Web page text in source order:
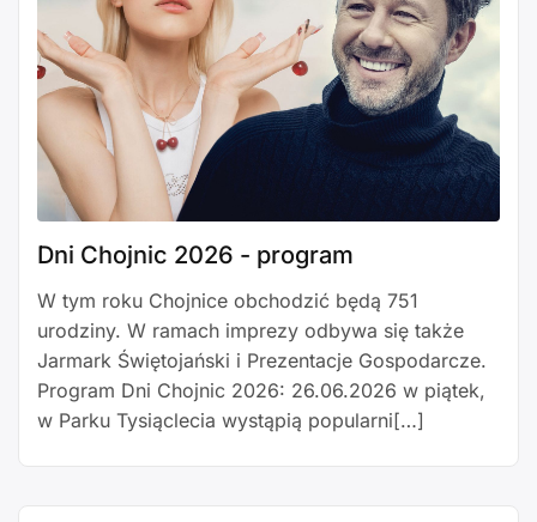
Dni Chojnic 2026 - program
W tym roku Chojnice obchodzić będą 751
urodziny. W ramach imprezy odbywa się także
Jarmark Świętojański i Prezentacje Gospodarcze.
Program Dni Chojnic 2026: 26.06.2026 w piątek,
w Parku Tysiąclecia wystąpią popularni[…]